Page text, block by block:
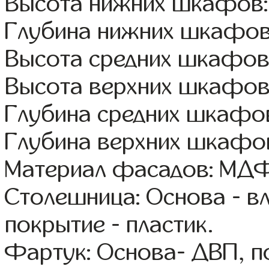
Глубина нижних
Высота средних
Высота верхних
Глубина средних
Глубина верхних
Материал фасадов:
Столешница: Основа -
покрытие - пластик.
Фартук: Основа- ДВП,